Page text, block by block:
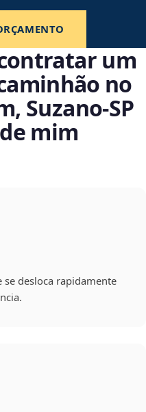
um
no
Suzano‑SP
mim
se desloca rapidamente